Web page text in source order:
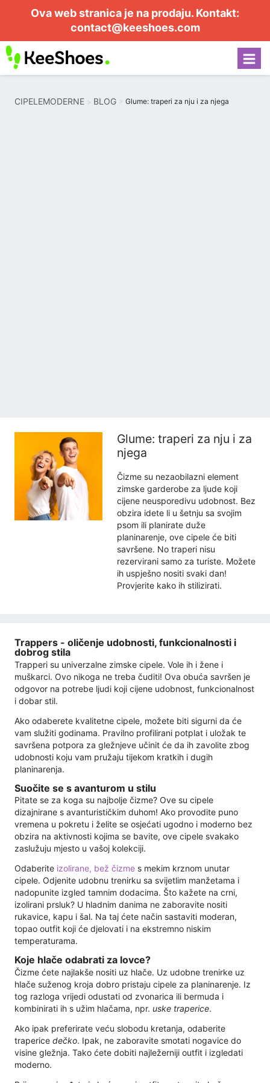
Ova web stranica je na prodaju. Kontakt:
contact@keeshoes.com
CIPELEMODERNE BLOG Glume: traperi za nju i za njega
Glume: traperi za nju i za
njega
Čizme su nezaobilazni element
zimske garderobe za ljude koji
cijene neusporedivu udobnost. Bez
obzira idete li u šetnju sa svojim
psom ili planirate duže
planinarenje, ove cipele će biti
savršene. No traperi nisu
rezervirani samo za turiste. Možete
ih uspješno nositi svaki dan!
Provjerite kako ih stilizirati.
Trappers - oličenje udobnosti, funkcionalnosti i
dobrog stila
Trapperi su univerzalne zimske cipele. Vole ih i žene i
muškarci. Ovo nikoga ne treba čuditi! Ova obuća savršen je
odgovor na potrebe ljudi koji cijene udobnost, funkcionalnost
i dobar stil.
Ako odaberete kvalitetne cipele, možete biti sigurni da će
vam služiti godinama. Pravilno profilirani potplat i uložak te
savršena potpora za gležnjeve učinit će da ih zavolite zbog
udobnosti koju vam pružaju tijekom kratkih i dugih
planinarenja.
Suočite se s avanturom u stilu
Pitate se za koga su najbolje čizme? Ove su cipele
dizajnirane s avanturističkim duhom! Ako provodite puno
vremena u pokretu i želite se osjećati ugodno i moderno bez
obzira na aktivnosti kojima se bavite, ove cipele svakako
zaslužuju mjesto u vašoj kolekciji.
Odaberite izolirane, bež čizme s mekim krznom unutar
cipele. Odjenite udobnu trenirku sa svijetlim manžetama i
nadopunite izgled tamnim dodacima. Što kažete na crni,
izolirani prsluk? U hladnim danima ne zaboravite nositi
rukavice, kapu i šal. Na taj ćete način sastaviti moderan,
topao outfit koji će djelovati i na ekstremno niskim
temperaturama.
Koje hlače odabrati za lovce?
Čizme ćete najlakše nositi uz hlače. Uz udobne trenirke uz
hlače suženog kroja dobro pristaju cipele za planinarenje. Iz
tog razloga vrijedi odustati od zvonarica ili bermuda i
kombinirati ih s užim hlačama, npr. uske traperice.
Ako ipak preferirate veću slobodu kretanja, odaberite
traperice dečko. Ipak, ne zaboravite smotati nogavice do
visine gležnja. Tako ćete dobiti najležerniji outfit i izgledati
moderno.